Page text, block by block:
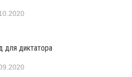
для диктатора